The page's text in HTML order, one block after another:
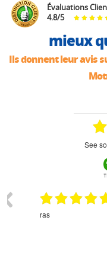
Évaluations
4.8/5
mieux
Ils donnent leur avis
see
ras